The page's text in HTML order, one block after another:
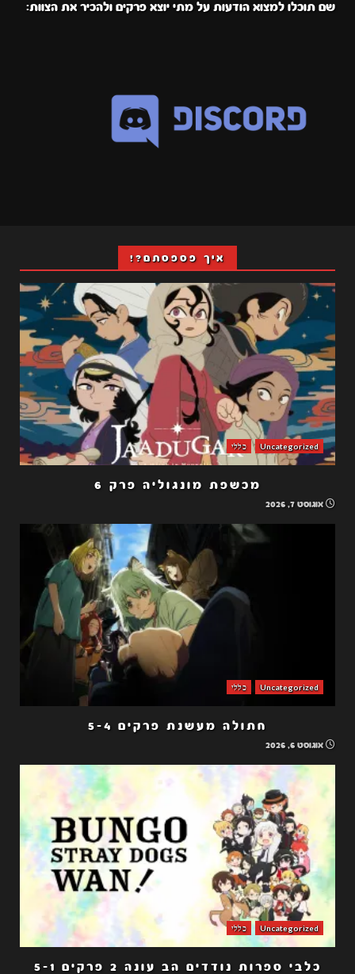
שם תוכלו למצוא הודעות על מתי יוצא פרקים ולהכיר את הצוות:
איך פספסתם?!
Uncategorized כללי
מכשפת מונגוליה פרק 6
אוגוסט 7, 2026
Uncategorized כללי
חתולה מעשנת פרקים 5-4
אוגוסט 6, 2026
Uncategorized כללי
כלבי ספרות נודדים הב עונה 2 פרקים 5-1